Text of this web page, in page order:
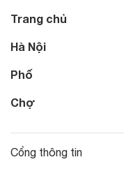
Trang chủ
Hà Nội
Phố
Chợ
Cổng thông tin